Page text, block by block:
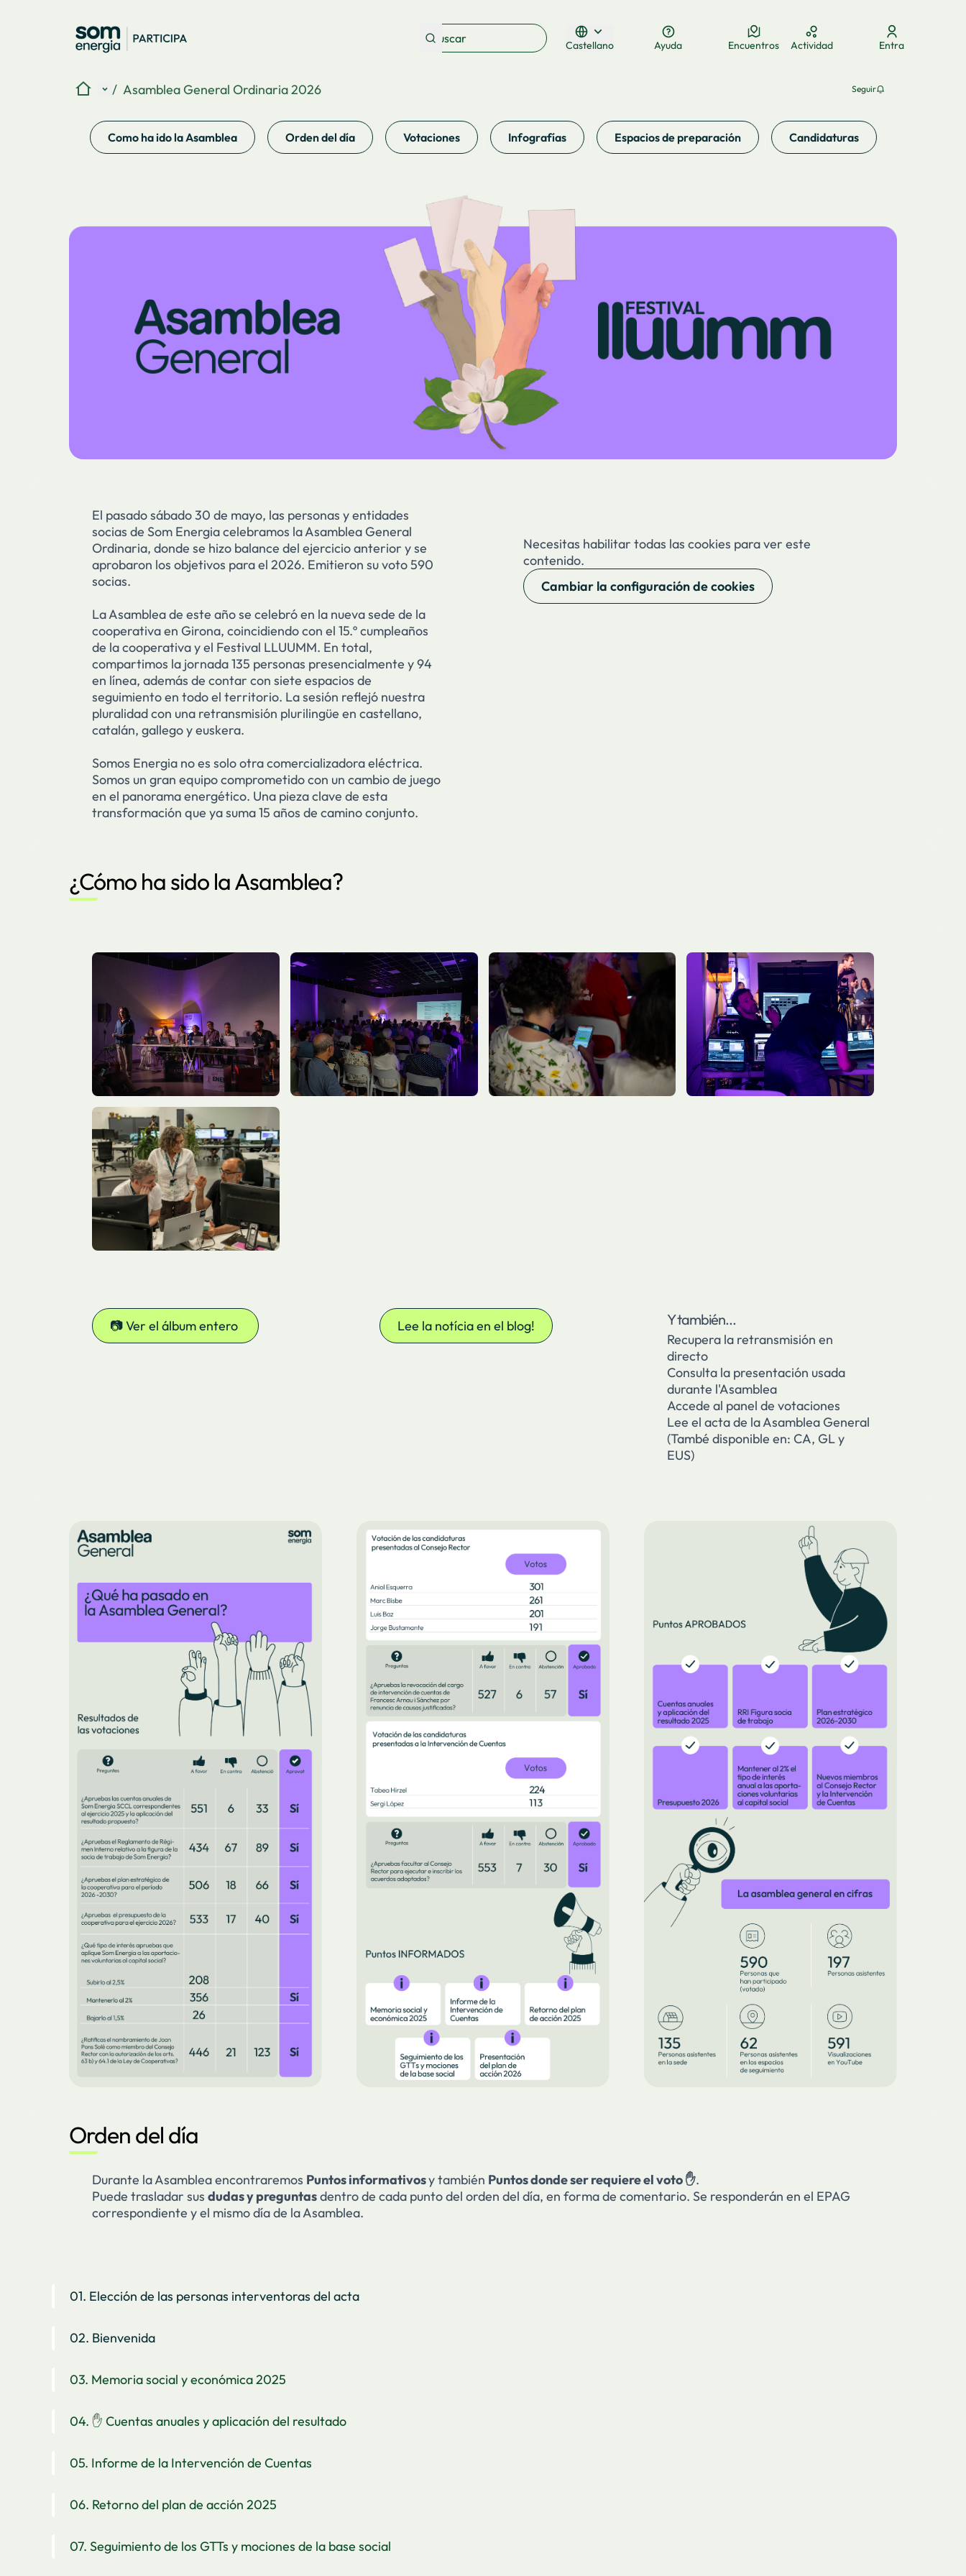
Castellano
Triar la llengua Elegir el idioma Aukeratu hizkuntzaChoose language
Ayuda Encuentros Actividad Entra
InicioMenú principal
/ Asamblea General Ordinaria 2026 Seguir
Como ha ido la Asamblea Orden del día Votaciones Infografías Espacios de preparación Candidaturas
El pasado sábado 30 de mayo, las personas y entidades
socias de Som Energia celebramos la Asamblea General
Ordinaria, donde se hizo balance del ejercicio anterior y se
aprobaron los objetivos para el 2026. Emitieron su voto 590
socias.
La Asamblea de este año se celebró en la nueva sede de la
cooperativa en Girona, coincidiendo con el 15.º cumpleaños
de la cooperativa y el Festival LLUUMM. En total,
compartimos la jornada 135 personas presencialmente y 94
en línea, además de contar con siete espacios de
seguimiento en todo el territorio. La sesión reflejó nuestra
pluralidad con una retransmisión plurilingüe en castellano,
catalán, gallego y euskera.
Somos Energia no es solo otra comercializadora eléctrica.
Somos un gran equipo comprometido con un cambio de juego
en el panorama energético. Una pieza clave de esta
transformación que ya suma 15 años de camino conjunto.
Necesitas habilitar todas las cookies para ver este
contenido.
Cambiar la configuración de cookies
¿Cómo ha sido la Asamblea?
📷 Ver el álbum entero
(Enlace externo)
Lee la notícia en el blog! Y también...
Recupera la retransmisión en
directo
Consulta la presentación usada
durante l'Asamblea
Accede al panel de votaciones
Lee el acta de la Asamblea General
(També disponible en: CA, GLy
EUS)
Orden del día
Durante la Asamblea encontraremos Puntos informativosy también Puntos donde ser requiere el voto ✋.
Puede trasladar sus dudas y preguntasdentro de cada punto del orden del día, en forma de comentario. Se responderán en el EPAG
correspondiente y el mismo día de la Asamblea.
01. Elección de las personas interventoras del acta
02. Bienvenida
03. Memoria social y económica 2025
04. ✋ Cuentas anuales y aplicación del resultado
05. Informe de la Intervención de Cuentas
06. Retorno del plan de acción 2025
07. Seguimiento de los GTTs y mociones de la base social